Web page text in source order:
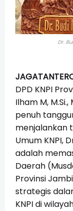
Dr.
DPD KNPI
Ilham M,
penuh
menjalankan
Umum KNPI,
adalah
Daerah
Provinsi
strategis
KNPI di